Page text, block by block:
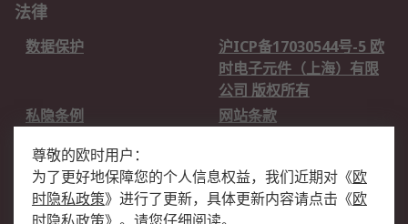
法律
数据保护
沪ICP备17030544号-5 欧
时电子元件（上海）有限
公司 版权所有
私隐条例
网站条款
关于欧时
尊敬的欧时用户：
为了更好地保障您的个人信息权益，我们近期对 《欧
时隐私政策》 进行了更新，具体更新内容请点击 《欧